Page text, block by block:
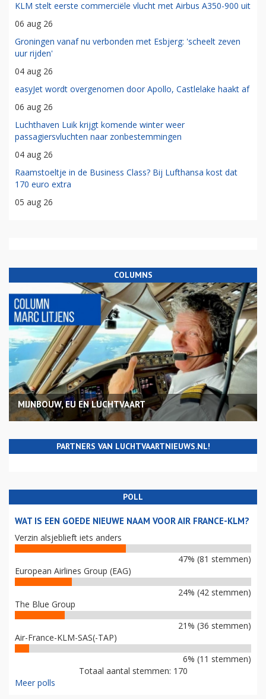
KLM stelt eerste commerciële vlucht met Airbus A350-900 uit
06 aug 26
Groningen vanaf nu verbonden met Esbjerg: 'scheelt zeven
uur rijden'
04 aug 26
easyJet wordt overgenomen door Apollo, Castlelake haakt af
06 aug 26
Luchthaven Luik krijgt komende winter weer
passagiersvluchten naar zonbestemmingen
04 aug 26
Raamstoeltje in de Business Class? Bij Lufthansa kost dat
170 euro extra
05 aug 26
COLUMNS
MIJNBOUW, EU EN LUCHTVAART
PARTNERS VAN LUCHTVAARTNIEUWS.NL!
POLL
WAT IS EEN GOEDE NIEUWE NAAM VOOR AIR FRANCE-KLM?
Verzin alsjeblieft iets anders
47% (81 stemmen)
European Airlines Group (EAG)
24% (42 stemmen)
The Blue Group
21% (36 stemmen)
Air-France-KLM-SAS(-TAP)
6% (11 stemmen)
Totaal aantal stemmen: 170
Meer polls